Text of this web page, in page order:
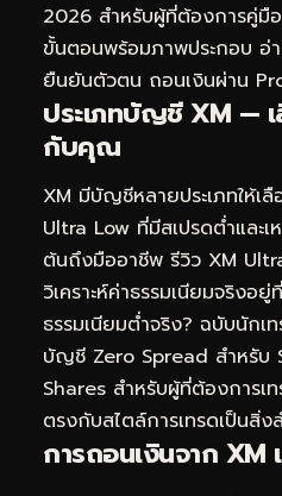
2026 สำหรับผู้ที่ต้องการคู่มื
ขั้นตอนพร้อมภาพประกอบ อ่
ยืนยันตัวตน ถอนเงินผ่าน
ประเภทบัญชี XM —
กับคุณ
XM มีบัญชีหลายประเภทให้เ
Ultra Low ที่มีสเปรดต่ำและเ
ต้นถึงมืออาชีพ รีวิว XM
วิเคราะห์ค่าธรรมเนียมจริงอยู่ที่
ธรรมเนียมต่ำจริง? ฉบับนักเ
บัญชี Zero Spread สำหรับ
Shares สำหรับผู้ที่ต้องการเ
ตรงกับสไตล์การเทรดเป็นสิ่
การถอนเงินจาก XM